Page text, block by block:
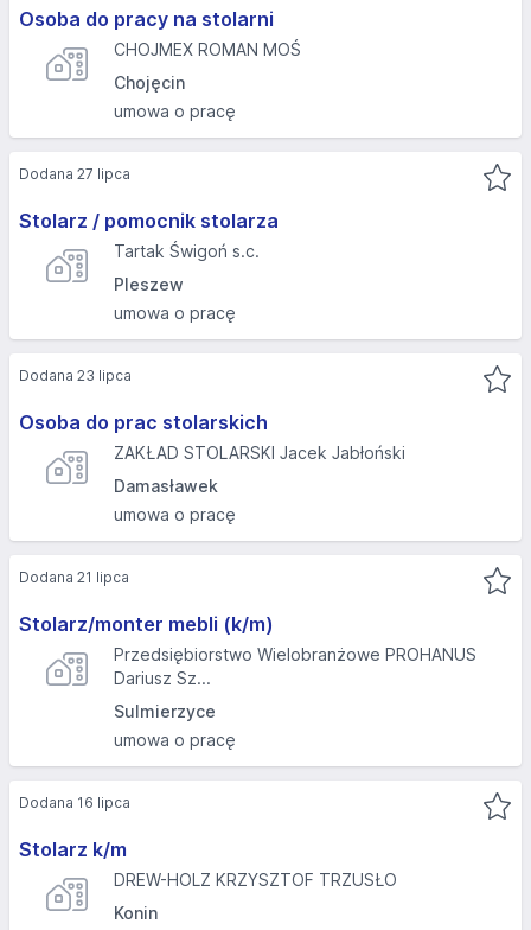
Osoba do pracy na stolarni
CHOJMEX ROMAN MOŚ
Chojęcin
umowa o pracę
Stolarz / pomocnik stolarza
Tartak Świgoń s.c.
Pleszew
umowa o pracę
Dodana 27 lipca
Osoba do prac stolarskich
ZAKŁAD STOLARSKI Jacek Jabłoński
Damasławek
umowa o pracę
Dodana 23 lipca
Stolarz/monter mebli (k/m)
Przedsiębiorstwo Wielobranżowe PROHANUS
Dariusz Sz...
Sulmierzyce
umowa o pracę
Dodana 21 lipca
Stolarz k/m
DREW-HOLZ KRZYSZTOF TRZUSŁO
Konin
Dodana 16 lipca